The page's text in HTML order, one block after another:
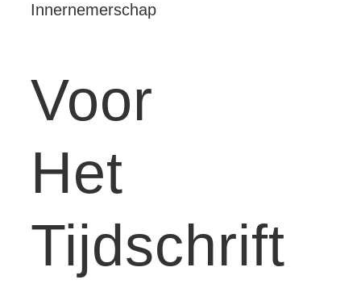
Innernemerschap
Voor
Het
Tijdschrift